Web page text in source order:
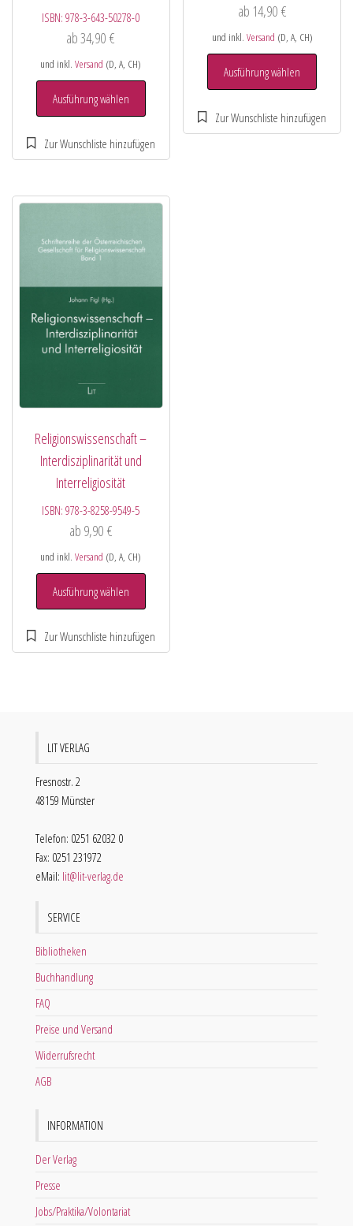
ISBN:978-3-643-50278-0
ab34,90€
und inkl.Versand (D, A, CH)
Ausführung wählen
ab 14,90 €
und inkl. Versand (D, A, CH)
Ausführung wählen
Religionswissenschaft –
Interdisziplinarität und
Interreligiosität
ISBN:978-3-8258-9549-5
ab 9,90 €
und inkl.Versand (D, A, CH)
Ausführung wählen
LIT VERLAG
Fresnostr. 2
48159 Münster
Telefon: 0251 62032 0
Fax: 0251 231972
eMail: lit@lit-verlag.de
SERVICE
Bibliotheken
Buchhandlung
FAQ
Preise und Versand
Widerrufsrecht
AGB
INFORMATION
Der Verlag
Presse
Jobs/Praktika/Volontariat